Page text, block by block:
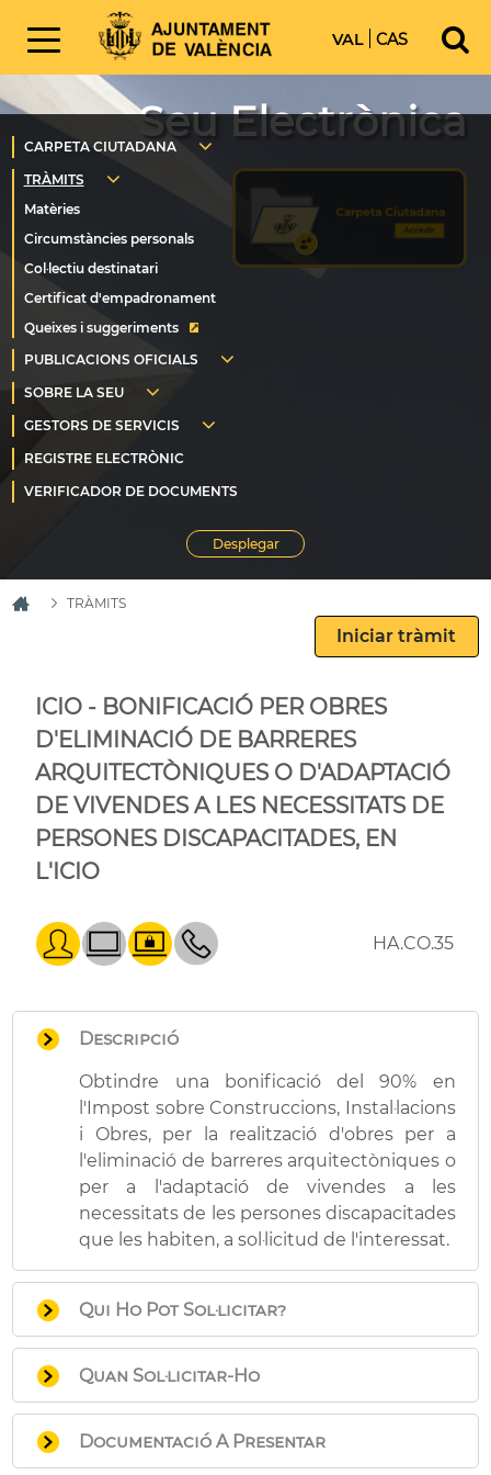
VAL CAS
Seu Electrònica
Queixes i suggeriments
TRÀMITS
ICIO - BONIFICACIÓ PER OBRES
D'ELIMINACIÓ DE BARRERES
ARQUITECTÒNIQUES O D'ADAPTACIÓ
DE VIVENDES A LES NECESSITATS DE
PERSONES DISCAPACITADES, EN
L'ICIO
HA.CO.35
Descripció
Obtindre una bonificació del 90% en
l'Impost sobre Construccions, Instal·lacions
i Obres, per la realització d'obres per a
l'eliminació de barreres arquitectòniques o
per a l'adaptació de vivendes a les
necessitats de les persones discapacitades
que les habiten, a sol·licitud de l'interessat.
Qui Ho Pot Sol·licitar?
Les persones físiques, jurídiques, o entitats
de l'art. 35.4 de la Llei General Tributària:
Que siguen amas de la construcció
emparada amb la qualificació indicada,
Quan Sol·licitar-Ho
Dins del termini per a l'autoliquidació de
l'impost: un mes des de la notificació de la
Documentació A Presentar